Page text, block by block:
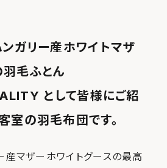
ガリー産ホワイトマザ
毛ふとん
として皆様にご紹
室の羽毛布団です。
産マザーホワイトグースの最高